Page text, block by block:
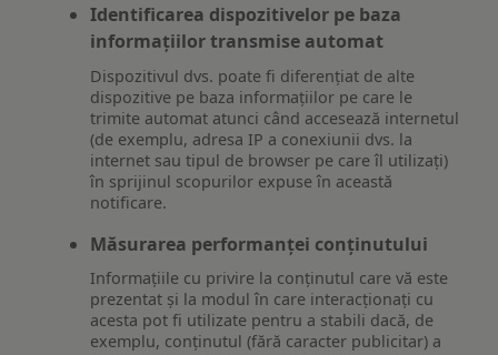
Identificarea dispozitivelor pe baza
informațiilor transmise automat
Dispozitivul dvs. poate fi diferențiat de alte
dispozitive pe baza informațiilor pe care le
trimite automat atunci când accesează internetul
(de exemplu, adresa IP a conexiunii dvs. la
internet sau tipul de browser pe care îl utilizați)
în sprijinul scopurilor expuse în această
notificare.
Măsurarea performanței conținutului
Informațiile cu privire la conținutul care vă este
prezentat și la modul în care interacționați cu
acesta pot fi utilizate pentru a stabili dacă, de
exemplu, conținutul (fără caracter publicitar) a